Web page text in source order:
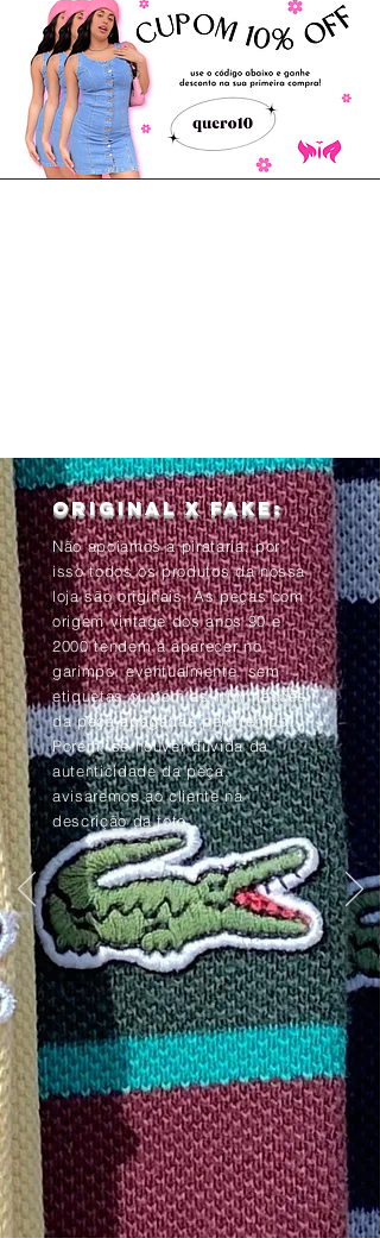
Original x Fake:
Não apoiamos a pirataria, por
isso todos os produtos da nossa
loja são originais. As peças com
origem vintage dos anos 90 e
2000 tendem à aparecer no
garimpo, eventualmente, sem
etiquetas ou com as informações
da peça apagadas pelo tempo.
Porém, se houver dúvida da
autenticidade da peça,
avisaremos ao cliente na
descrição da foto.